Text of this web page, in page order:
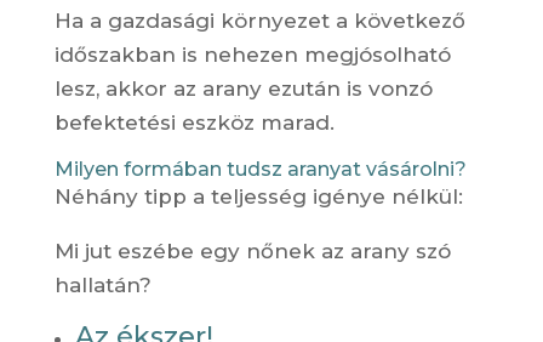
Ha a gazdasági környezet a következő
időszakban is nehezen megjósolható
lesz, akkor az arany ezután is vonzó
befektetési eszköz marad.
Milyen formában tudsz aranyat vásárolni?
Néhány tipp a teljesség igénye nélkül:
Mi jut eszébe egy nőnek az arany szó
hallatán?